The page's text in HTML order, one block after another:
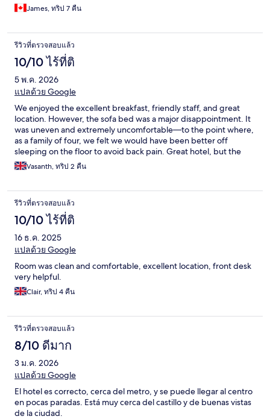
James, ทริป 7 คืน
รีวิวที่ตรวจสอบแล้ว
10/10 ไร้ที่ติ
5 พ.ค. 2026
แปลด้วย Google
We enjoyed the excellent breakfast, friendly staff, and great
location. However, the sofa bed was a major disappointment. It
was uneven and extremely uncomfortable—to the point where,
as a family of four, we felt we would have been better off
sleeping on the floor to avoid back pain. Great hotel, but the
pull-out beds definitely need an upgrade.
Vasanth, ทริป 2 คืน
รีวิวที่ตรวจสอบแล้ว
10/10 ไร้ที่ติ
16 ธ.ค. 2025
แปลด้วย Google
Room was clean and comfortable, excellent location, front desk
very helpful.
Clair, ทริป 4 คืน
รีวิวที่ตรวจสอบแล้ว
8/10 ดีมาก
3 ม.ค. 2026
แปลด้วย Google
El hotel es correcto, cerca del metro, y se puede llegar al centro
en pocas paradas. Está muy cerca del castillo y de buenas vistas
de la ciudad.